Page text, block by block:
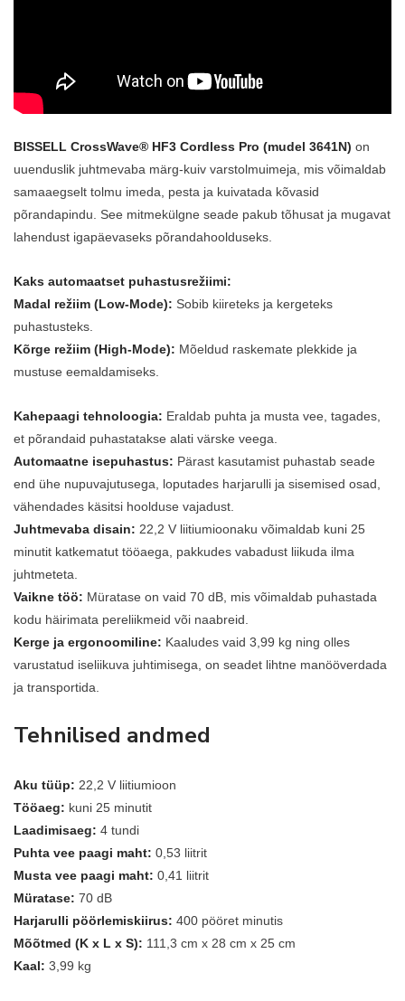
BISSELL CrossWave® HF3 Cordless Pro (mudel 3641N) on
uuenduslik juhtmevaba märg-kuiv varstolmuimeja, mis võimaldab
samaaegselt tolmu imeda, pesta ja kuivatada kõvasid
põrandapindu.
See mitmekülgne seade pakub tõhusat ja mugavat
lahendust igapäevaseks põrandahoolduseks.
Kaks automaatset puhastusrežiimi:
Madal režiim (Low-Mode): Sobib kiireteks ja kergeteks
puhastusteks.
Kõrge režiim (High-Mode): Mõeldud raskemate plekkide ja
mustuse eemaldamiseks.
Kahepaagi tehnoloogia: Eraldab puhta ja musta vee, tagades,
et põrandaid puhastatakse alati värske veega.
Automaatne isepuhastus: Pärast kasutamist puhastab seade
end ühe nupuvajutusega, loputades harjarulli ja sisemised osad,
vähendades käsitsi hoolduse vajadust.
Juhtmevaba disain: 22,2 V liitiumioonaku võimaldab kuni 25
minutit katkematut tööaega, pakkudes vabadust liikuda ilma
juhtmeteta.
Vaikne töö: Müratase on vaid 70 dB, mis võimaldab puhastada
kodu häirimata pereliikmeid või naabreid.
Kerge ja ergonoomiline: Kaaludes vaid 3,99 kg ning olles
varustatud iseliikuva juhtimisega, on seadet lihtne manööverdada
ja transportida.
Tehnilised andmed
Aku tüüp: 22,2 V liitiumioon
Tööaeg: kuni 25 minutit
Laadimisaeg: 4 tundi
Puhta vee paagi maht: 0,53 liitrit
Musta vee paagi maht: 0,41 liitrit
Müratase: 70 dB
Harjarulli pöörlemiskiirus: 400 pööret minutis
Mõõtmed (K x L x S): 111,3 cm x 28 cm x 25 cm
Kaal: 3,99 kg